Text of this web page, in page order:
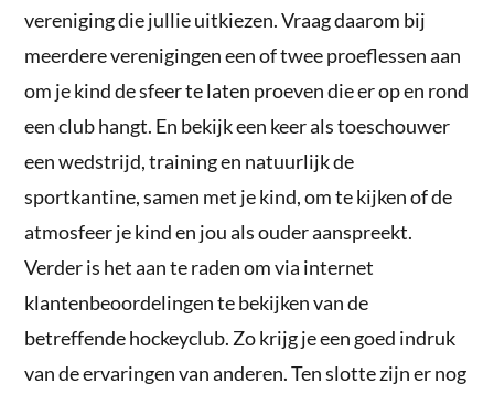
vereniging die jullie uitkiezen. Vraag daarom bij
meerdere verenigingen een of twee proeflessen aan
om je kind de sfeer te laten proeven die er op en rond
een club hangt. En bekijk een keer als toeschouwer
een wedstrijd, training en natuurlijk de
sportkantine, samen met je kind, om te kijken of de
atmosfeer je kind en jou als ouder aanspreekt.
Verder is het aan te raden om via internet
klantenbeoordelingen te bekijken van de
betreffende hockeyclub. Zo krijg je een goed indruk
van de ervaringen van anderen. Ten slotte zijn er nog